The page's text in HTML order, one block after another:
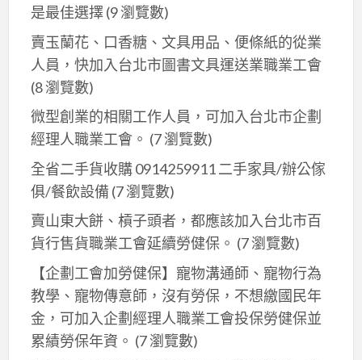
是最佳選擇(9 瀏覽數)
賣玉蘭花、口香糖、文具用品、便條紙的從業
人員，快加入台北市圖書文具運送業職業工會
(8 瀏覽數)
微型創業的相關工作人員，可加入台北市企劃
經理人職業工會。 (7 瀏覽數)
全省二手貨收購 0914259911 二手家具/辦公傢
俱/餐飲設備 (7 瀏覽數)
賣山東大餅、槓子頭者，都應該加入台北市百
貨行售貨職業工會延續勞健保。 (7 瀏覽數)
【企劃工會加勞健保】寵物溝通師、寵物行為
教學、寵物傳意師，沒有勞保，不想繳國民年
金，可加入企劃經理人職業工會投保勞健保並
累績勞保年資。 (7 瀏覽數)